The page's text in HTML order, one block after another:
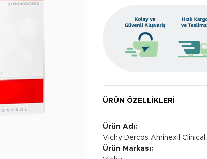
ÜRÜN ÖZELLIKLERI
Ürün Adı:
Vichy Dercos Aminexil Clinical
Ürün Markası: